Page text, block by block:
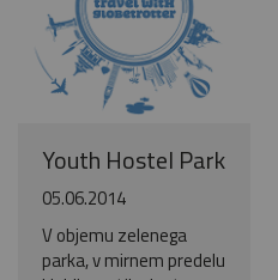
Youth Hostel Park
05.06.2014
V objemu zelenega
parka, v mirnem predelu